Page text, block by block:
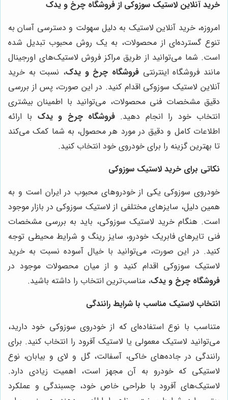
خرید آنلاین لاستیک سوزوکی از فروشگاه چرخ و یدک
امروزه، خرید آنلاین لاستیک به دلیل سهولت و دسترسی آسان به
تنوع گسترده‌ای از محصولات، به یک روش محبوب تبدیل شده
است. شما می‌توانید از طریق مراکز فروش لاستیک‌های اورجینال
مانند فروشگاه اینترنتی فروشگاه چرخ و یدک، نسبت به خرید
آنلاین لاستیک سوزوکی اقدام کنید. در این صورت، پس از بررسی
دقیق مشخصات فنی محصولات، می‌توانید با اطمینان بیشتری
انتخاب خود را انجام دهید. فروشگاه چرخ و یدک با ارائه
اطلاعات کامل و دقیق در مورد هر محصول، به شما کمک می‌کند
تا بهترین گزینه را برای خودروی خود انتخاب کنید.
نکاتی برای خرید لاستیک سوزوکی
خودروی سوزوکی یکی از خودروهای محبوب در ایران است و به
همین دلیل، سایزهای مختلفی از لاستیک سوزوکی در بازار موجود
است. هنگام خرید لاستیک سوزوکی، باید به بررسی مشخصات
فنی تایرهای فابریک خودرو، سایز رینگ و شرایط محیطی توجه
کنید. در این صورت، می‌توانید با خیال آسوده نسبت به خرید
لاستیک سوزوکی اقدام کنید و از میان محصولات موجود در
فروشگاه چرخ و یدک، مناسب‌ترین انتخاب را داشته باشید.
انتخاب لاستیک مناسب با شرایط رانندگی
متناسب با نوع استفاده‌ای که از خودروی سوزوکی خود دارید،
می‌توانید لاستیک معمولی یا لاستیک آفرود را انتخاب کنید. برای
رانندگی در جاده‌های خاکی، آسفالت، گل و لای و بیابان، نوع
لاستیکی که خودرو به آن مجهز است، اهمیت زیادی دارد.
لاستیک‌های آفرود با طراحی خاص خود، چسبندگی و عملکرد